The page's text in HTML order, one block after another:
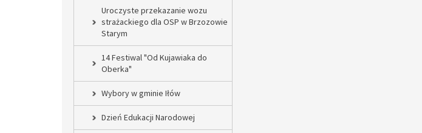
Uroczyste przekazanie wozu
strażackiego dla OSP w Brzozowie
Starym
14 Festiwal "Od Kujawiaka do
Oberka"
Wybory w gminie Iłów
Dzień Edukacji Narodowej